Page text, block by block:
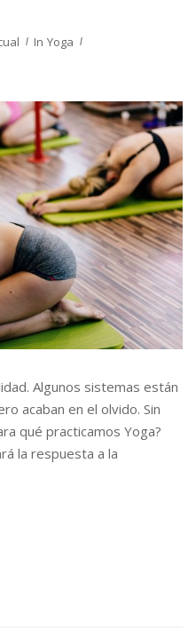
In Yoga
Algunos sistemas están
acaban en el olvido. Sin
qué practicamos Yoga?
la respuesta a la